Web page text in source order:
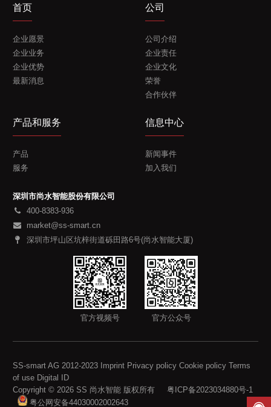
首页
企业愿景
企业业务
企业优势
最新消息
公司
公司介绍
企业责任
企业文化
荣誉
合作伙伴
产品和服务
产品
服务
信息中心
新闻事件
加入我们
深圳市尚水智能股份有限公司
400-8383-936
market@ss-smart.cn
深圳市坪山区坑梓街道砾田路6号(尚水智能大厦)
官方视频号 官方公众号
SS-smart AG 2012-2023 Imprint Privacy policy Cookie policy Terms
of use Digital ID
Copyright © 2026 SS 尚水智能 版权所有 粤ICP备2023034880号-1
粤公网安备44030002002643